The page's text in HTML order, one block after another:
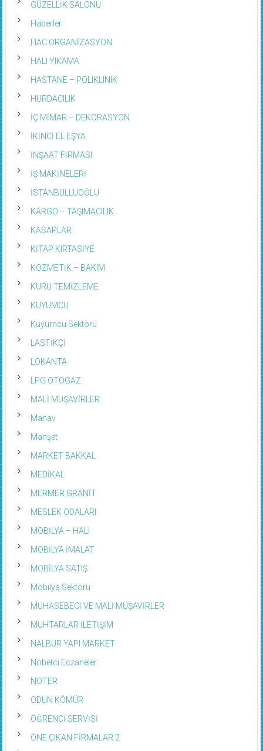
GÜZELLİK SALONU
Haberler
HAC ORGANİZASYON
HALI YIKAMA
HASTANE – POLIKLINIK
HURDACILIK
İÇ MİMAR – DEKORASYON
İKİNCİ EL EŞYA
İNŞAAT FİRMASI
İŞ MAKİNELERİ
İSTANBULLUOĞLU
KARGO – TAŞIMACILIK
KASAPLAR
KİTAP KIRTASİYE
KOZMETİK – BAKIM
KURU TEMİZLEME
KUYUMCU
Kuyumcu Sektörü
LASTİKÇİ
LOKANTA
LPG OTOGAZ
MALİ MÜŞAVİRLER
Manav
Manşet
MARKET BAKKAL
MEDİKAL
MERMER GRANİT
MESLEK ODALARI
MOBİLYA – HALI
MOBİLYA İMALAT
MOBİLYA SATIŞ
Mobilya Sektörü
MUHASEBECİ VE MALİ MÜŞAVİRLER
MUHTARLAR İLETİŞİM
NALBUR YAPI MARKET
Nöbetci Eczaneler
NOTER
ODUN KÖMÜR
ÖĞRENCİ SERVİSİ
ÖNE ÇIKAN FİRMALAR 2